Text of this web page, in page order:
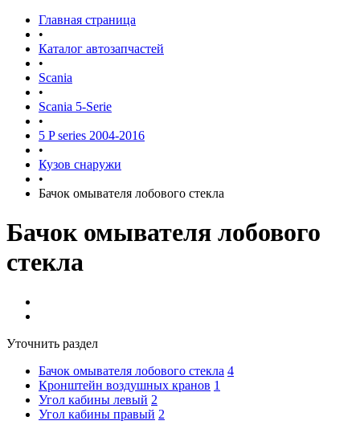
Главная страница
•
Каталог автозапчастей
•
Scania
•
Scania 5-Serie
•
5 P series 2004-2016
•
Кузов снаружи
•
Бачок омывателя лобового стекла
Бачок омывателя лобового
стекла
Уточнить раздел
Бачок омывателя лобового стекла 4
Кронштейн воздушных кранов 1
Угол кабины левый 2
Угол кабины правый 2